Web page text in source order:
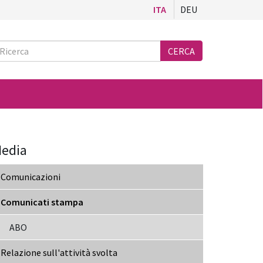
ITA DEU
Ricerca
CERCA
Comunicazioni
Comunicati stampa
ABO
Relazione sull'attività svolta